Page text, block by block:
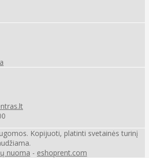
Kopijuoti, platinti svetainės turinį
nuoma - eshoprent.com